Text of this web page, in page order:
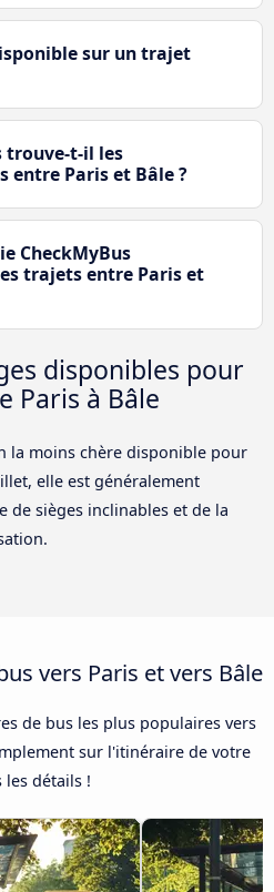
sur un trajet
trouve-t-il les
entre Paris et Bâle ?
CheckMyBus
trajets entre Paris et
disponibles pour
Paris à Bâle
la moins chère disponible pour
elle est généralement
de sièges inclinables et de la
vers Paris et vers Bâle
de bus les plus populaires vers
sur l'itinéraire de votre
détails !